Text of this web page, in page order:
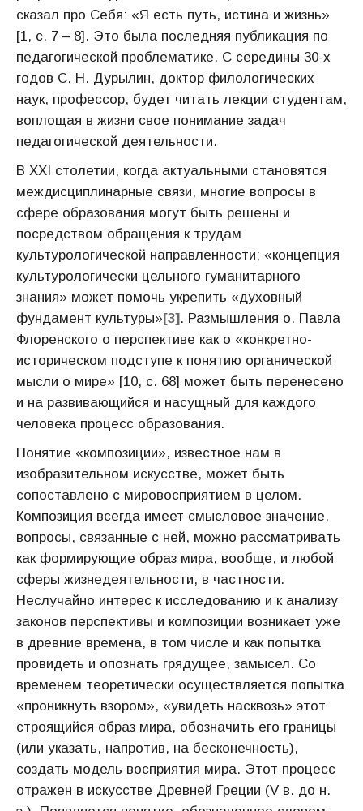
сказал про Себя: «Я есть путь, истина и жизнь»
[1, с. 7 – 8]. Это была последняя публикация по
педагогической проблематике. С середины 30-х
годов С. Н. Дурылин, доктор филологических
наук, профессор, будет читать лекции студентам,
воплощая в жизни свое понимание задач
педагогической деятельности.
В ХХI столетии, когда актуальными становятся
междисциплинарные связи, многие вопросы в
сфере образования могут быть решены и
посредством обращения к трудам
культурологической направленности; «концепция
культурологически цельного гуманитарного
знания» может помочь укрепить «духовный
фундамент культуры»[3]. Размышления о. Павла
Флоренского о перспективе как о «конкретно-
историческом подступе к понятию органической
мысли о мире» [10, с. 68] может быть перенесено
и на развивающийся и насущный для каждого
человека процесс образования.
Понятие «композиции», известное нам в
изобразительном искусстве, может быть
сопоставлено с мировосприятием в целом.
Композиция всегда имеет смысловое значение,
вопросы, связанные с ней, можно рассматривать
как формирующие образ мира, вообще, и любой
сферы жизнедеятельности, в частности.
Неслучайно интерес к исследованию и к анализу
законов перспективы и композиции возникает уже
в древние времена, в том числе и как попытка
провидеть и опознать грядущее, замысел. Со
временем теоретически осуществляется попытка
«проникнуть взором», «увидеть насквозь» этот
строящийся образ мира, обозначить его границы
(или указать, напротив, на бесконечность),
создать модель восприятия мира. Этот процесс
отражен в искусстве Древней Греции (V в. до н.